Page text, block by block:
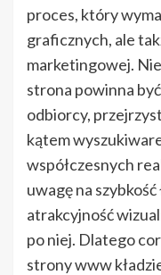
proces, który
graficznych, ale
marketingowej.
strona powinna
odbiorcy,
kątem
współczesnych
uwagę na
atrakcyjność
po niej. Dlatego
strony www